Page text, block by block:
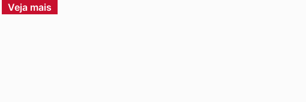
Veja mais